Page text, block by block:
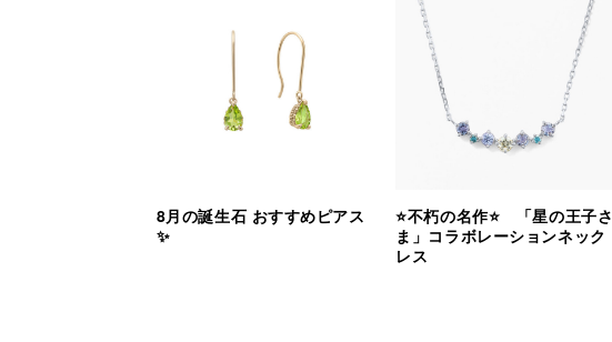
8月の誕生石 おすすめピアス
✨
⭐️不朽の名作⭐️ 「星の王子さ
ま」コラボレーションネック
レス